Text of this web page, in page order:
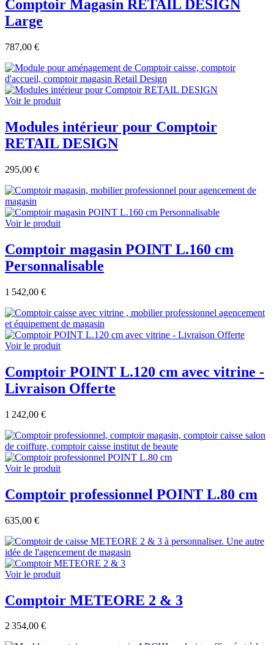
Comptoir Magasin RETAIL DESIGN
Large
787,00 €
Voir le produit
Modules intérieur pour Comptoir
RETAIL DESIGN
295,00 €
Voir le produit
Comptoir magasin POINT L.160 cm
Personnalisable
1 542,00 €
Voir le produit
Comptoir POINT L.120 cm avec vitrine -
Livraison Offerte
1 242,00 €
Voir le produit
Comptoir professionnel POINT L.80 cm
635,00 €
Voir le produit
Comptoir METEORE 2 & 3
2 354,00 €